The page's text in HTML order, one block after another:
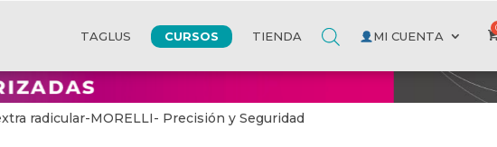
TAGLUS CURSOS TIENDA MI CUENTA
radicular-MORELLI- Precisión y Seguridad